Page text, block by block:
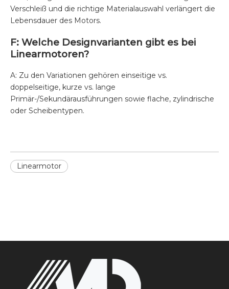
Verschleiß und die richtige Materialauswahl verlängert die
Lebensdauer des Motors.
F: Welche Designvarianten gibt es bei
Linearmotoren?
A: Zu den Variationen gehören einseitige vs.
doppelseitige, kurze vs. lange
Primär-/Sekundärausführungen sowie flache, zylindrische
oder Scheibentypen.
Linearmotor